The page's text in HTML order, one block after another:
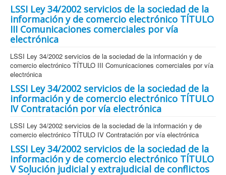
LSSI Ley 34/2002 servicios de la sociedad de la
información y de comercio electrónico TÍTULO
III Comunicaciones comerciales por vía
electrónica
LSSI Ley 34/2002 servicios de la sociedad de la información y de
comercio electrónico TÍTULO III Comunicaciones comerciales por vía
electrónica
LSSI Ley 34/2002 servicios de la sociedad de la
información y de comercio electrónico TÍTULO
IV Contratación por vía electrónica
LSSI Ley 34/2002 servicios de la sociedad de la información y de
comercio electrónico TÍTULO IV Contratación por vía electrónica
LSSI Ley 34/2002 servicios de la sociedad de la
información y de comercio electrónico TÍTULO
V Solución judicial y extrajudicial de conflictos